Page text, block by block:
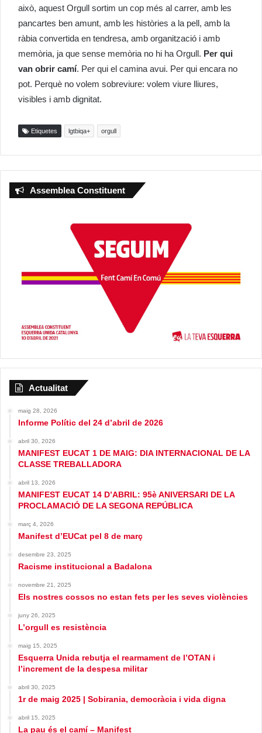
això, aquest Orgull sortim un cop més al carrer, amb les
pancartes ben amunt, amb les històries a la pell, amb la
ràbia convertida en tendresa, amb organització i amb
memòria, ja que sense memòria no hi ha Orgull. Per qui
van obrir camí. Per qui el camina avui. Per qui encara no
pot. Perquè no volem sobreviure: volem viure lliures,
visibles i amb dignitat.
Etiquetes lgtbiqa+ orgull
Assemblea Constituent
Actualitat
maig 28, 2026
Informe Polític del 24 d’abril de 2026
abril 30, 2026
MANIFEST EUCAT 1 DE MAIG: DIA INTERNACIONAL DE LA
CLASSE TREBALLADORA
abril 13, 2026
MANIFEST EUCAT 14 D’ABRIL: 95è ANIVERSARI DE LA
PROCLAMACIÓ DE LA SEGONA REPÚBLICA
març 4, 2026
Manifest d’EUCat pel 8 de març
desembre 23, 2025
Racisme institucional a Badalona
novembre 21, 2025
Els nostres cossos no estan fets per les seves violències
juny 26, 2025
L’orgull es resistència
maig 15, 2025
Esquerra Unida rebutja el rearmament de l’OTAN i
l’increment de la despesa militar
abril 30, 2025
1r de maig 2025 | Sobirania, democràcia i vida digna
abril 15, 2025
La pau és el camí – Manifest